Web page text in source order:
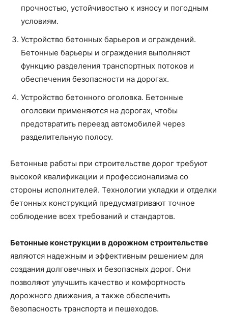
прочностью, устойчивостью к износу и погодным
условиям.
Устройство бетонных барьеров и ограждений.
Бетонные барьеры и ограждения выполняют
функцию разделения транспортных потоков и
обеспечения безопасности на дорогах.
Устройство бетонного оголовка. Бетонные
оголовки применяются на дорогах, чтобы
предотвратить переезд автомобилей через
разделительную полосу.
Бетонные работы при строительстве дорог требуют
высокой квалификации и профессионализма со
стороны исполнителей. Технологии укладки и отделки
бетонных конструкций предусматривают точное
соблюдение всех требований и стандартов.
Бетонные конструкции в дорожном строительстве
являются надежным и эффективным решением для
создания долговечных и безопасных дорог. Они
позволяют улучшить качество и комфортность
дорожного движения, а также обеспечить
безопасность транспорта и пешеходов.